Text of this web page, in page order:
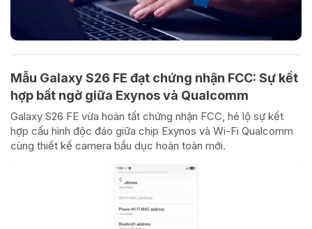
Mẫu Galaxy S26 FE đạt chứng nhận FCC: Sự kết
hợp bất ngờ giữa Exynos và Qualcomm
Galaxy S26 FE vừa hoàn tất chứng nhận FCC, hé lộ sự kết
hợp cấu hình độc đáo giữa chip Exynos và Wi-Fi Qualcomm
cùng thiết kế camera bầu dục hoàn toàn mới.